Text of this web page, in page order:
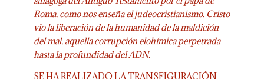
Roma, como nos enseña el judeocristianismo. Cristo
vio la liberación de la humanidad de la maldición
del mal, aquella corrupción elohímica perpetrada
hasta la profundidad del ADN.
SE HA REALIZADO LA TRANSFIGURACIÓN